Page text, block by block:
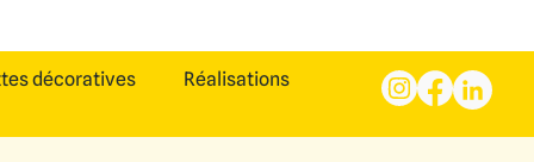
décoratives Réalisations